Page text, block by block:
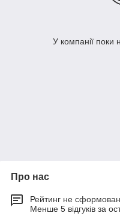
У компанії поки
Про нас
Рейтинг не
Менше 5 відгуків за